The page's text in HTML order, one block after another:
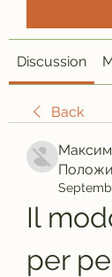
Discussion
Back
Il
per